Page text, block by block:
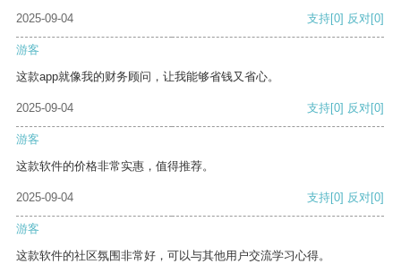
2025-09-04 支持[0] 反对[0]
游客
这款app就像我的财务顾问，让我能够省钱又省心。
2025-09-04 支持[0] 反对[0]
游客
这款软件的价格非常实惠，值得推荐。
2025-09-04 支持[0] 反对[0]
游客
这款软件的社区氛围非常好，可以与其他用户交流学习心得。